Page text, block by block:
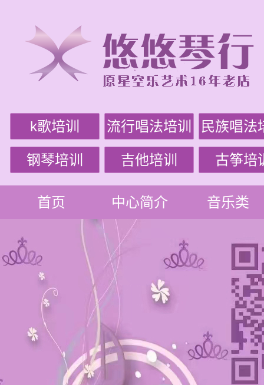
k歌培训 流行唱法培训 民族唱法
钢琴培训 吉他培训 古筝培
首页 中心简介 音乐类